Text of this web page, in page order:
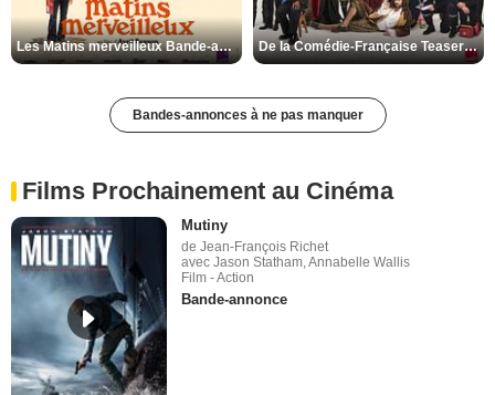
Les Matins merveilleux Bande-annonce VF De la Comédie-Française Teaser VF
Bandes-annonces à ne pas manquer
Films Prochainement au Cinéma
Mutiny
de Jean-François Richet
avec Jason Statham, Annabelle Wallis
Film - Action
Bande-annonce